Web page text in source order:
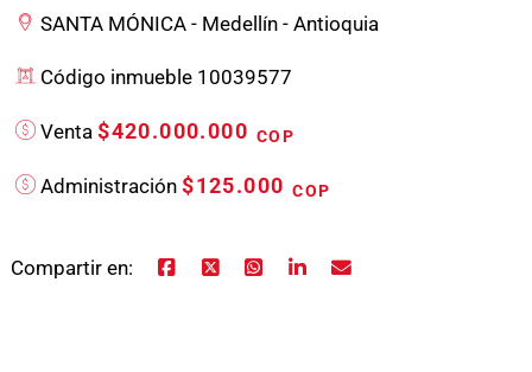
SANTA MÓNICA - Medellín - Antioquia
Código inmueble 10039577
Venta$420.000.000 COP
Administración$125.000COP
Compartir en: